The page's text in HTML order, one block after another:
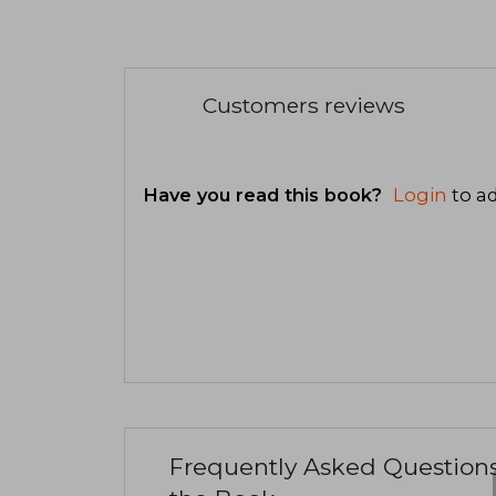
Customers reviews
Have you read this book? Login to
Frequently Asked